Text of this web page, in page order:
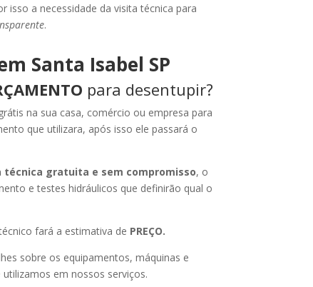
isso a necessidade da visita técnica para
.
Santa Isabel SP
para desentupir?
na sua casa, comércio ou empresa para
que utilizara, após isso ele passará o
técnica gratuita e sem compromisso, o
e testes hidráulicos que definirão qual o
fará a estimativa de PREÇO.
sobre os equipamentos, máquinas e
em nossos serviços.